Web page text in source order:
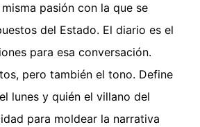
pasión con la que se
del Estado. El diario es el
para esa conversación.
pero también el tono. Define
lunes y quién el villano del
para moldear la narrativa